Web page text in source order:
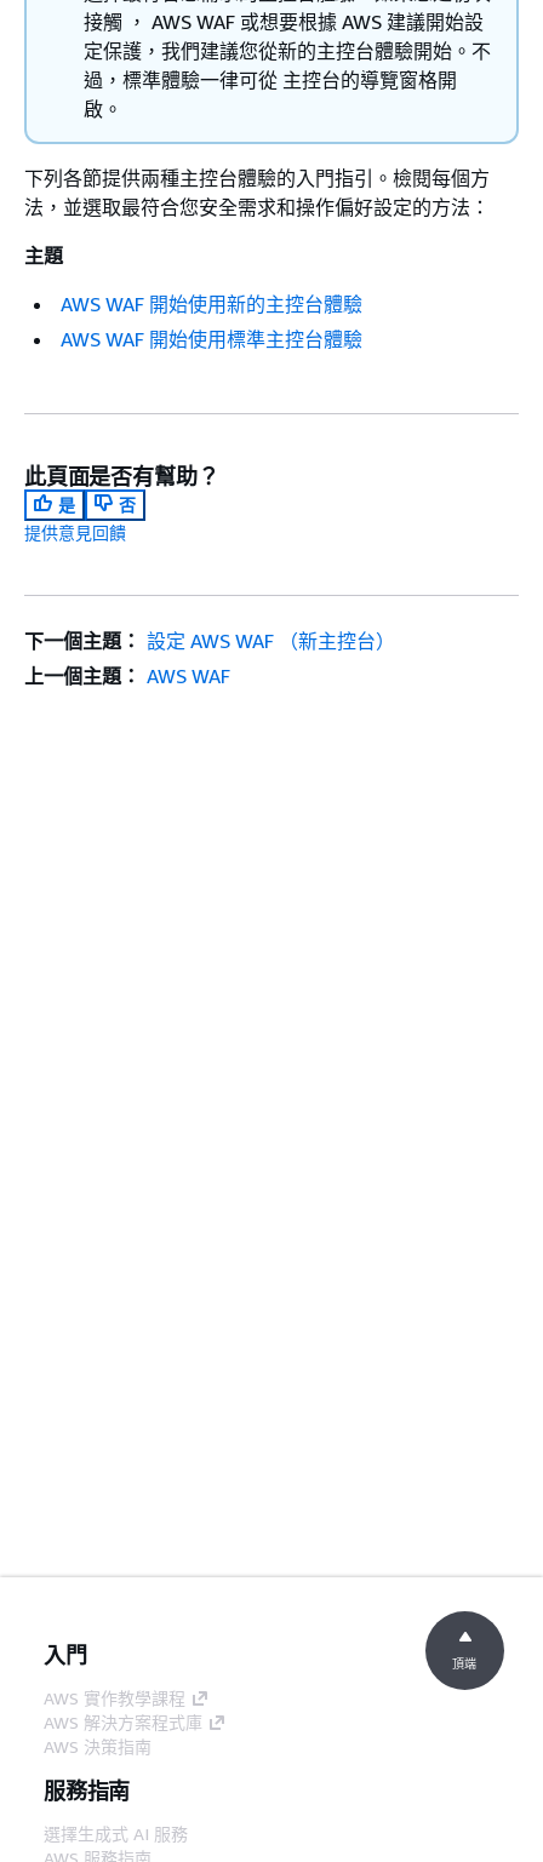
接觸 ， AWS WAF 或想要根據 AWS 建議開始設
定保護，我們建議您從新的主控台體驗開始。不
過，標準體驗一律可從 主控台的導覽窗格開
啟。
下列各節提供兩種主控台體驗的入門指引。檢閱每個方
法，並選取最符合您安全需求和操作偏好設定的方法：
主題
AWS WAF 開始使用新的主控台體驗
AWS WAF 開始使用標準主控台體驗
此頁面是否有幫助？
是
否
提供意見回饋
下一個主題： 設定 AWS WAF （新主控台）
上一個主題： AWS WAF
入門
AWS 實作教學課程
AWS 解決方案程式庫
AWS 決策指南
服務指南
選擇生成式 AI 服務
AWS 服務指南
頂端